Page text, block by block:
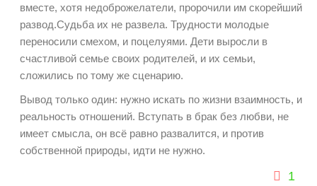
вместе, хотя недоброжелатели, пророчили им скорейший
развод.Судьба их не развела. Трудности молодые
переносили смехом, и поцелуями. Дети выросли в
счастливой семье своих родителей, и их семьи,
сложились по тому же сценарию.
Вывод только один: нужно искать по жизни взаимность, и
реальность отношений. Вступать в брак без любви, не
имеет смысла, он всё равно развалится, и против
собственной природы, идти не нужно.
1